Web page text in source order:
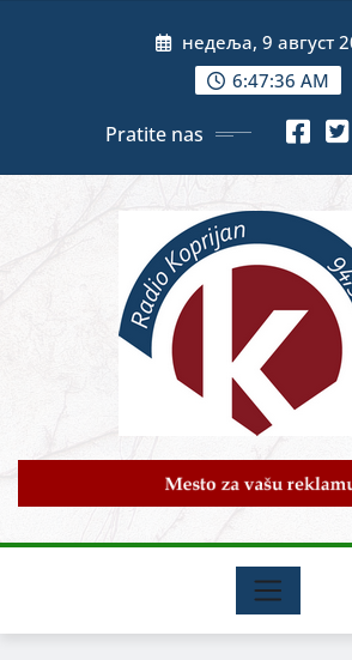
недеља, 9 август
6:47:37 AM
Pratite nas